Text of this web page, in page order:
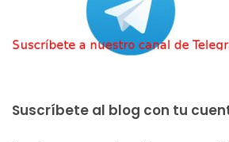
Suscríbete al blog con tu